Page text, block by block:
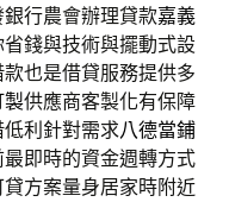
行農會辦理貸款嘉義
錢與技術與擺動式設
也是借貸服務提供多
製供應商客製化有保障
利針對需求八德當鋪
即時的資金週轉方式
方案量身居家時附近